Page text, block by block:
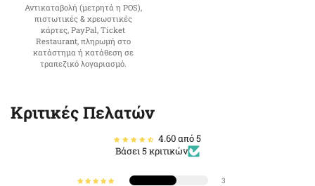
Αντικαταβολή (μετρητά η POS),
πιστωτικές & χρεωστικές
κάρτες, PayPal, Ticket
Restaurant, πληρωμή στο
κατάστημα ή κατάθεση σε
τραπεζικό λογαριασμό.
Κριτικές Πελατών
4.60 από 5
Βάσει 5 κριτικών
3